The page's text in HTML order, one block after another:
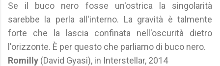
Se il buco nero fosse un'ostrica la singolarità
sarebbe la perla all'interno. La gravità è talmente
forte che la lascia confinata nell'oscurità dietro
l'orizzonte. È per questo che parliamo di buco nero.
Romilly (David Gyasi), in Interstellar, 2014